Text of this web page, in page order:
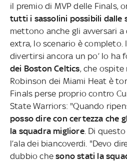
il premio di MVP delle Finals,
tutti i sassolini possibili dalle
mettono anche gli avversari
extra, lo scenario è completo.
divertirsi ancora un po’ lo ha
dei Boston Celtics, che
Robinson dei Miami Heat è
Finals perse proprio contro
State Warriors: "Quando
posso dire con certezza che
la squadra migliore. Di
l’ala dei biancoverdi. "Devo
dubbio chesono stati la